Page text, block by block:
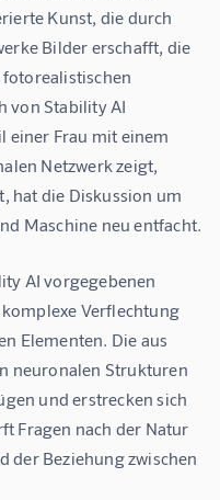
Kunst, die durch
Bilder erschafft, die
von Stability AI
einer Frau mit einem
Netzwerk zeigt,
hat die Diskussion um
Maschine neu entfacht.
AI vorgegebenen
Verflechtung
Elementen. Die aus
neuronalen Strukturen
und erstrecken sich
Fragen nach der Natur
der Beziehung zwischen